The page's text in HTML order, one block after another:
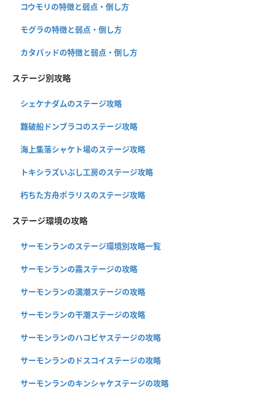
コウモリの特徴と弱点・倒し方
モグラの特徴と弱点・倒し方
カタパッドの特徴と弱点・倒し方
ステージ別攻略
シェケナダムのステージ攻略
難破船ドンブラコのステージ攻略
海上集落シャケト場のステージ攻略
トキシラズいぶし工房のステージ攻略
朽ちた方舟ポラリスのステージ攻略
ステージ環境の攻略
サーモンランのステージ環境別攻略一覧
サーモンランの霧ステージの攻略
サーモンランの満潮ステージの攻略
サーモンランの干潮ステージの攻略
サーモンランのハコビヤステージの攻略
サーモンランのドスコイステージの攻略
サーモンランのキンシャケステージの攻略